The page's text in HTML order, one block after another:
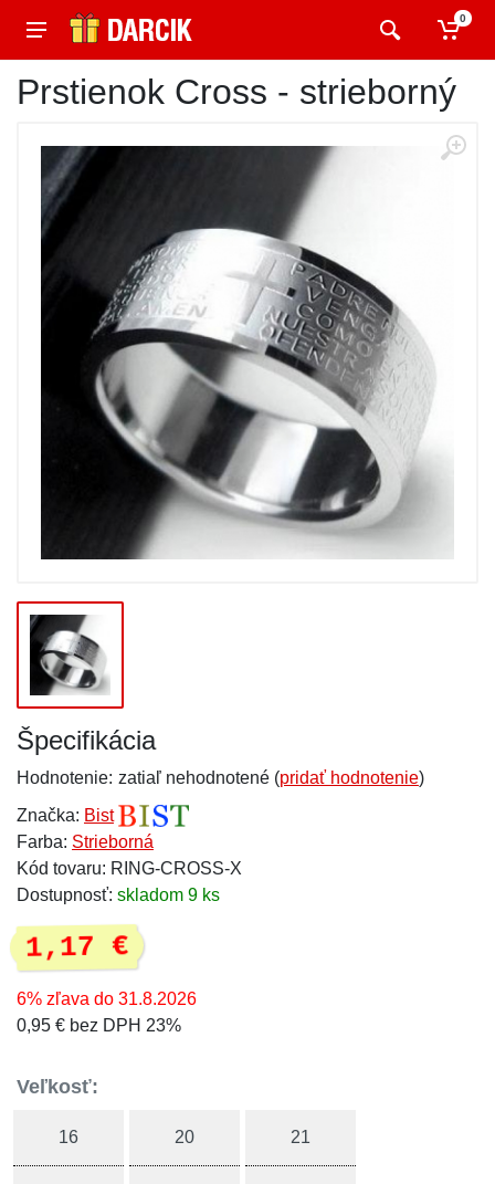
0
Prstienok Cross - strieborný
Špecifikácia
Hodnotenie: zatiaľ nehodnotené (pridať hodnotenie)
Značka: Bist
Farba: Strieborná
Kód tovaru: RING-CROSS-X
Dostupnosť: skladom 9 ks
1,17 €
6% zľava do 31.8.2026
0,95 € bez DPH 23%
Veľkosť:
16 20 21